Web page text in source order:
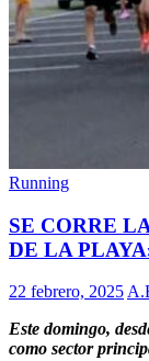
Running
SE CORRE
DE LA
22 febrero, 2025
Este domingo,
como sector